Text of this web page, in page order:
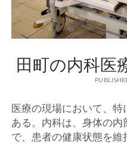
田町の内科医
医療の現場において、
ある。 内科は、身体の内
で、患者の健康状態を